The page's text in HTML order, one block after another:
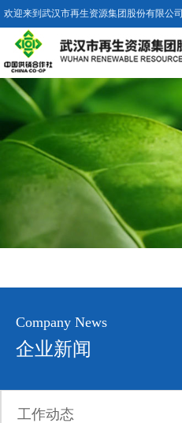
欢迎来到武汉市再生资源集团股份有限公司
Company News
企业新闻
工作动态